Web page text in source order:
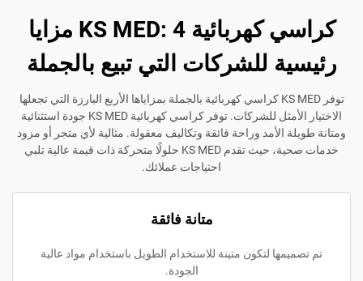
كراسي كهربائية KS MED: 4 مزايا
للشركات التي تبيع بالجملة
توفر KS MED كراسي كهربائية بالجملة بمزاياها الأربع البارزة التي تجعلها
الاختيار الأمثل للشركات. توفر كراسي كهربائية KS MED جودة استثنائية
الأمد وراحة فائقة وتكاليف معقولة. مثالية لأي متجر أو مزود
خدمات صحية، حيث تقدم KS MED حلولًا متحركة ذات قيمة عالية تلبي
احتياجات عملائك.
لتكون متينة للاستخدام الطويل باستخدام مواد عالية